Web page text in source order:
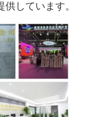
しています。